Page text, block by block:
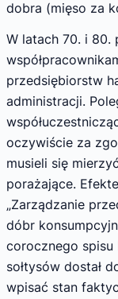
dobra (mięso za
W latach 70. i 80.
przedsiębiorstw
administracji.
oczywiście za
musieli się
porażające.
„Zarządzanie
dóbr
corocznego spisu
sołtysów dostał
wpisać stan